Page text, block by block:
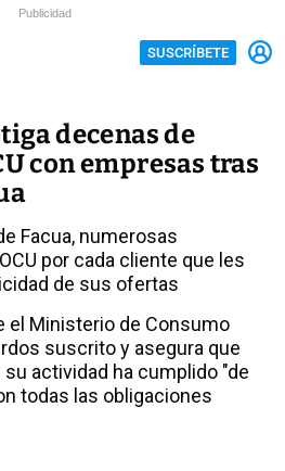
Publicidad
SUSCRÍBETE
decenas de
con empresas tras
Facua, numerosas
por cada cliente que les
de sus ofertas
el Ministerio de Consumo
suscrito y asegura que
actividad ha cumplido "de
todas las obligaciones